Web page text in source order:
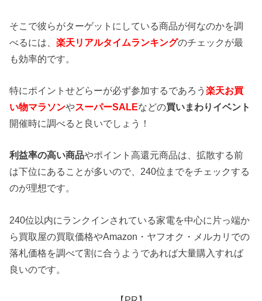
そこで彼らがターゲットにしている商品が何なのかを調
べるには、楽天リアルタイムランキングのチェックが最
も効率的です。
特にポイントせどらーが必ず参加するであろう楽天お買
い物マラソンやスーパーSALEなどの買いまわりイベント
開催時に調べると良いでしょう！
利益率の高い商品やポイント高還元商品は、拡散する前
は下位にあることが多いので、240位までをチェックする
のが理想です。
240位以内にランクインされている家電を中心に片っ端か
ら買取屋の買取価格やAmazon・ヤフオク・メルカリでの
落札価格を調べて割に合うようであれば大量購入すれば
良いのです。